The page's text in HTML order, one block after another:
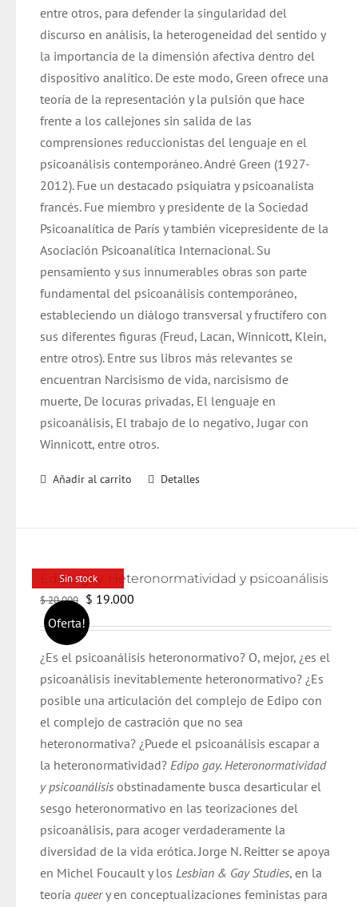
entre otros, para defender la singularidad del
discurso en análisis, la heterogeneidad del sentido y
la importancia de la dimensión afectiva dentro del
dispositivo analítico. De este modo, Green ofrece una
teoría de la representación y la pulsión que hace
frente a los callejones sin salida de las
comprensiones reduccionistas del lenguaje en el
psicoanálisis contemporáneo. André Green (1927-
2012). Fue un destacado psiquiatra y psicoanalista
francés. Fue miembro y presidente de la Sociedad
Psicoanalítica de París y también vicepresidente de la
Asociación Psicoanalítica Internacional. Su
pensamiento y sus innumerables obras son parte
fundamental del psicoanálisis contemporáneo,
estableciendo un diálogo transversal y fructífero con
sus diferentes figuras (Freud, Lacan, Winnicott, Klein,
entre otros). Entre sus libros más relevantes se
encuentran Narcisismo de vida, narcisismo de
muerte, De locuras privadas, El lenguaje en
psicoanálisis, El trabajo de lo negativo, Jugar con
Winnicott, entre otros.
Añadir al carrito Detalles
Sin stock
Oferta!
Edipo gay. Heteronormatividad y psicoanálisis
$20.000 El
precio
original
era:
$ 20.000.
$ 19.000
es:
$ 19.000.
¿Es el psicoanálisis heteronormativo? O, mejor, ¿es el
psicoanálisis inevitablemente heteronormativo? ¿Es
posible una articulación del complejo de Edipo con
el complejo de castración que no sea
heteronormativa? ¿Puede el psicoanálisis escapar a
la heteronormatividad? Edipo gay. Heteronormatividad
y psicoanálisis obstinadamente busca desarticular el
sesgo heteronormativo en las teorizaciones del
psicoanálisis, para acoger verdaderamente la
diversidad de la vida erótica. Jorge N. Reitter se apoya
en Michel Foucault y los Lesbian & Gay Studies, en la
teoría queery en conceptualizaciones feministas para